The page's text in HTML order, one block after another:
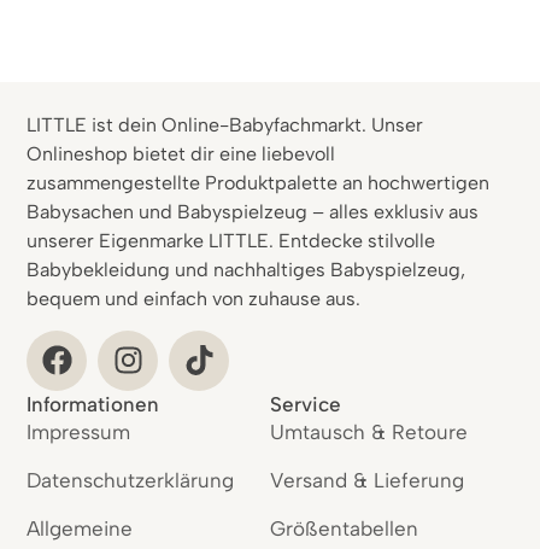
LITTLE ist dein Online-Babyfachmarkt. Unser
Onlineshop bietet dir eine liebevoll
zusammengestellte Produktpalette an hochwertigen
Babysachen und Babyspielzeug – alles exklusiv aus
unserer Eigenmarke LITTLE. Entdecke stilvolle
Babybekleidung und nachhaltiges Babyspielzeug,
bequem und einfach von zuhause aus.
Informationen
Impressum
Datenschutzerklärung
Allgemeine
Service
Umtausch & Retoure
Versand & Lieferung
Größentabellen